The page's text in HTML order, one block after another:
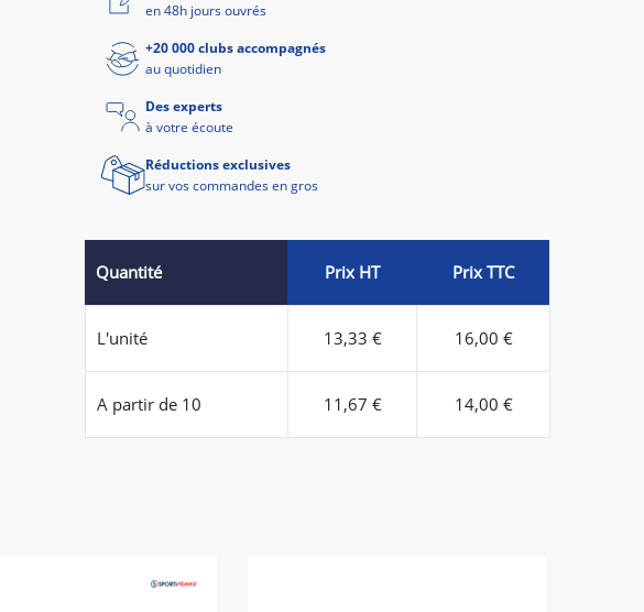
en 48h jours ouvrés
+20 000 clubs accompagnés
au quotidien
Des experts
à votre écoute
Réductions exclusives
sur vos commandes en gros
Quantité Prix HT Prix TTC
L'unité 13,33 € 16,00 €
A partir de 10 11,67 € 14,00 €